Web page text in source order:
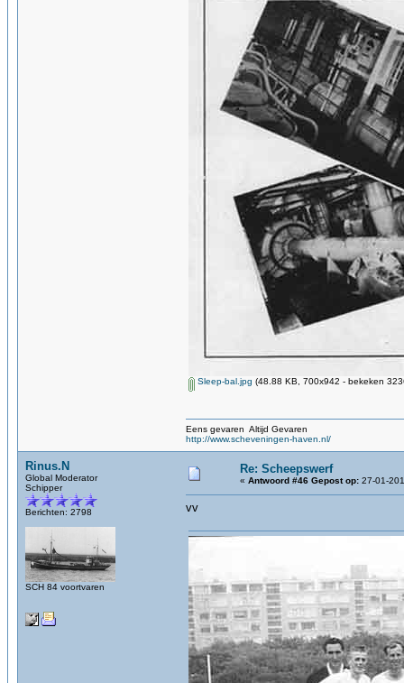
Sleep-bal.jpg (48.88 KB, 700x942 - bekeken
Eens gevaren Altijd Gevaren
http://www.scheveningen-haven.nl/
Rinus.N
Global Moderator
Schipper
Berichten: 2798
SCH 84 voortvaren
Re: Scheepswerf
« Antwoord #46 Gepost op: 27-01-
vv